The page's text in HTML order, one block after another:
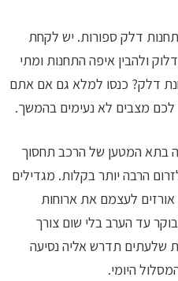
תחנות דלק ספורות. יש לקחת
ולהבין איפה התחנות ומתי
דלק? כנסו למלא גם אם אתם
לכם מצבים לא נעימים בהמשך.
בתא המטען של הרכב תחסוך
הרבה יותר בקלות. מגדילים
לעצמם את ארוחות
עד הערב בלי שום צורך
שלעתים תדרש אליה נסיעה
היומי.